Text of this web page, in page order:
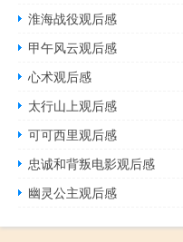
淮海战役观后感
甲午风云观后感
心术观后感
太行山上观后感
可可西里观后感
忠诚和背叛电影观后感
幽灵公主观后感